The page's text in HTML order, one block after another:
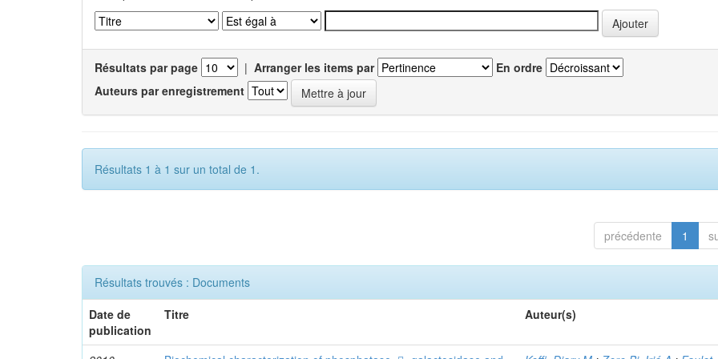
Résultats par page | Arranger les items par
En ordre
Auteurs par enregistrement
Résultats 1 à 1 sur un total de 1.
précédente 1
Résultats trouvés : Documents
Date de
publication
Titre Auteur(s)